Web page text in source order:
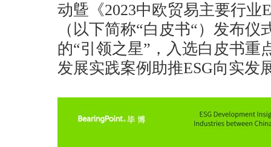
动曁《2023中欧贸易主要行业
（以下简称“白皮书“）发布
的“引领之星”，入选白皮书重
发展实践案例助推ESG向实发